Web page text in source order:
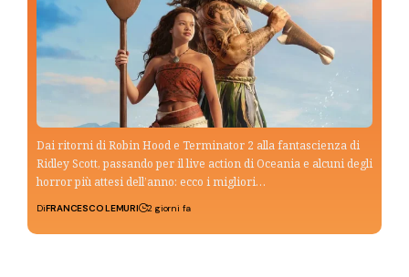
Dai ritorni di Robin Hood e Terminator 2 alla fantascienza di
Ridley Scott, passando per il live action di Oceania e alcuni degli
horror più attesi dell’anno: ecco i migliori…
DiFRANCESCO LEMURI 2 giorni fa